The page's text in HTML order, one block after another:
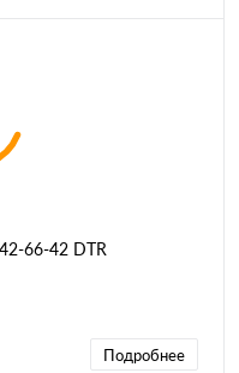
66-42 DTR
Подробнее